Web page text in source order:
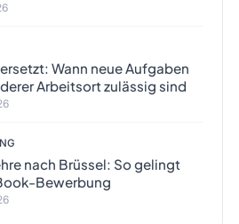
Wann neue Aufgaben
Arbeitsort zulässig sind
nach Brüssel: So gelingt
Bewerbung